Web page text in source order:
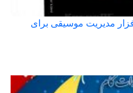
مدیریت موسیقی برای